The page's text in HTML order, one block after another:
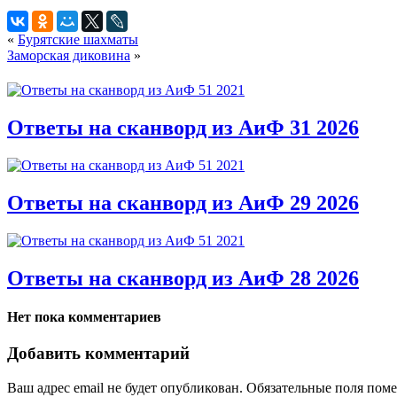
« Бурятские шахматы
Заморская диковина »
Ответы на сканворд из АиФ 31 2026
Ответы на сканворд из АиФ 29 2026
Ответы на сканворд из АиФ 28 2026
Нет пока комментариев
Добавить комментарий
Ваш адрес email не будет опубликован. Обязательные поля